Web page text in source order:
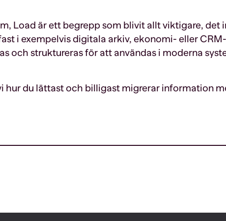
Load är ett begrepp som blivit allt viktigare, det
i exempelvis digitala arkiv, ekonomi- eller
och struktureras för att användas i moderna
hur du lättast och billigast migrerar information